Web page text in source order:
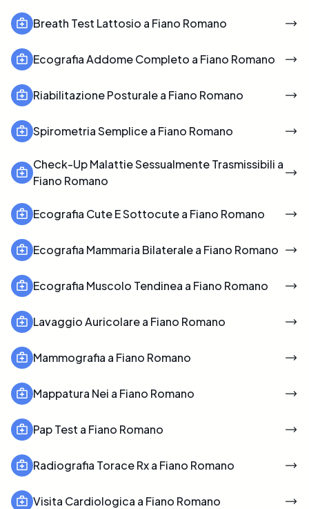
Breath Test Lattosio a Fiano Romano
Ecografia Addome Completo a Fiano Romano
Riabilitazione Posturale a Fiano Romano
Spirometria Semplice a Fiano Romano
Check-Up Malattie Sessualmente Trasmissibili a
Fiano Romano
Ecografia Cute E Sottocute a Fiano Romano
Ecografia Mammaria Bilaterale a Fiano Romano
Ecografia Muscolo Tendinea a Fiano Romano
Lavaggio Auricolare a Fiano Romano
Mammografia a Fiano Romano
Mappatura Nei a Fiano Romano
Pap Test a Fiano Romano
Radiografia Torace Rx a Fiano Romano
Visita Cardiologica a Fiano Romano